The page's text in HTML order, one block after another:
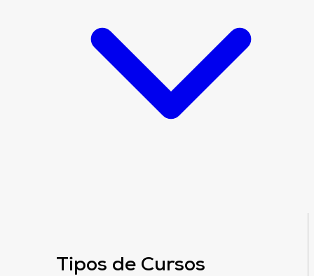
Tipos de Cursos